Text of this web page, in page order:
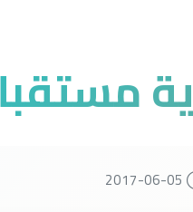
2017-06-05